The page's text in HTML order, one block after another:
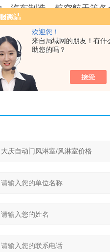
欢迎您！
来自局域网的朋友！有什
助您的吗？
汽车制造、航空航天等各
钢门、粗效过滤器、过滤器、风
装过滤器,表面为可调喷嘴,下侧
限公司专业生产
经营风淋室系列多年经验